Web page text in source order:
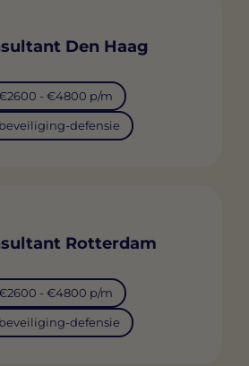
Den Haag
- €4800 p/m
beveiliging-defensie
Rotterdam
- €4800 p/m
beveiliging-defensie